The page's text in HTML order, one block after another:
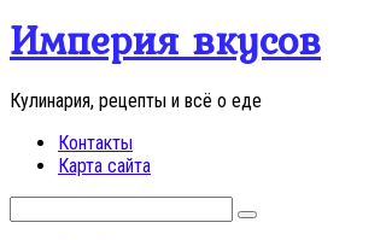
Перейти
контенту
Империя вкусов
Кулинария, рецепты и всё о еде
Контакты
Карта сайта